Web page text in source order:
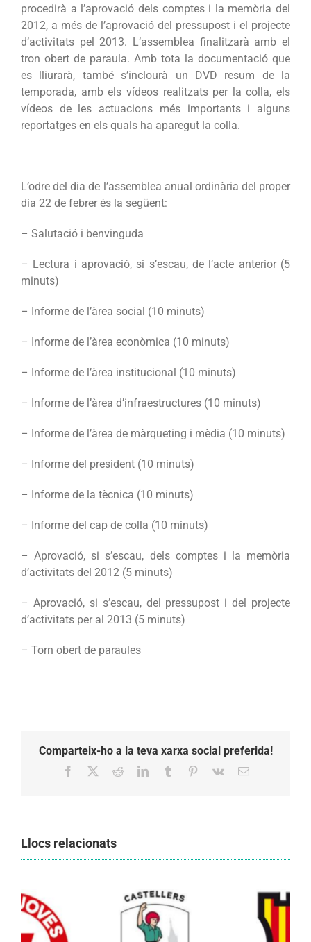
procedirà a l’aprovació dels comptes i la memòria del
2012, a més de l’aprovació del pressupost i el projecte
d’activitats pel 2013. L’assemblea finalitzarà amb el
tron obert de paraula. Amb tota la documentació que
es lliurarà, també s’inclourà un DVD resum de la
temporada, amb els vídeos realitzats per la colla, els
vídeos de les actuacions més importants i alguns
reportatges en els quals ha aparegut la colla.
L’odre del dia de l’assemblea anual ordinària del proper
dia 22 de febrer és la següent:
– Salutació i benvinguda
– Lectura i aprovació, si s’escau, de l’acte anterior (5
minuts)
– Informe de l’àrea social (10 minuts)
– Informe de l’àrea econòmica (10 minuts)
– Informe de l’àrea institucional (10 minuts)
– Informe de l’àrea d’infraestructures (10 minuts)
– Informe de l’àrea de màrqueting i mèdia (10 minuts)
– Informe del president (10 minuts)
– Informe de la tècnica (10 minuts)
– Informe del cap de colla (10 minuts)
– Aprovació, si s’escau, dels comptes i la memòria
d’activitats del 2012 (5 minuts)
– Aprovació, si s’escau, del pressupost i del projecte
d’activitats per al 2013 (5 minuts)
– Torn obert de paraules
Comparteix-ho a la teva xarxa social preferida!
Facebook RedditLinkedInTumblr Pinterest
Vk Email:
Llocs relacionats